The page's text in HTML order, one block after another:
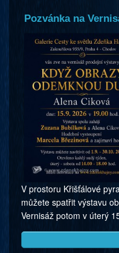
Pozvánka na
V prostoru Křišťálové
můžete spatřit výstavu
Vernisáž potom v úterý